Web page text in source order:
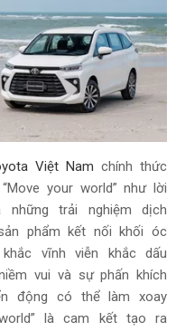
Việt Nam chính thức
your world” như lời
trải nghiệm dịch
phẩm kết nối khối óc
vĩnh viễn khắc dấu
vui và sự phấn khích
động có thể làm xoay
là cam kết tạo ra